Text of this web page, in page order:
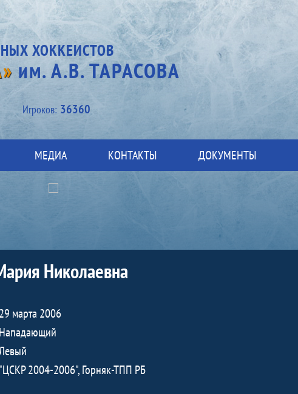
ХОККЕИСТОВ
им. А.В. ТАРАСОВА
Игроков: 36360
МЕДИА КОНТАКТЫ ДОКУМЕНТЫ
Николаевна
29 марта 2006
Нападающий
"ЦСКР 2004-2006", Горняк-ТПП РБ